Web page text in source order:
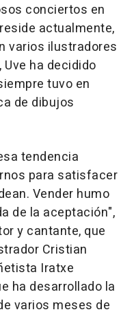
conciertos en
actualmente,
varios ilustradores
ha decidido
tuvo en
de dibujos
tendencia
para satisfacer
Vender humo
de la aceptación",
y cantante, que
Cristian
Iratxe
ha desarrollado la
varios meses de